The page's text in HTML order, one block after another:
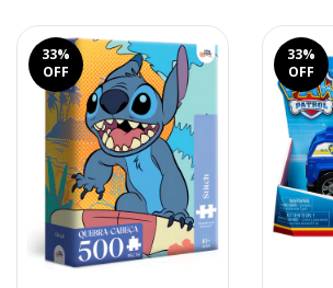
33%
OFF
33%
OFF